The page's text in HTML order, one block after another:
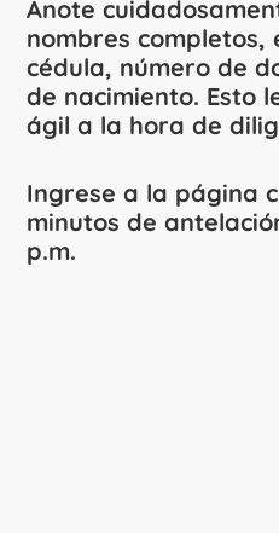
Anote
nombres completos,
cédula, número de
de nacimiento. Esto
ágil a la hora de
Ingrese a la página
minutos de
p.m.